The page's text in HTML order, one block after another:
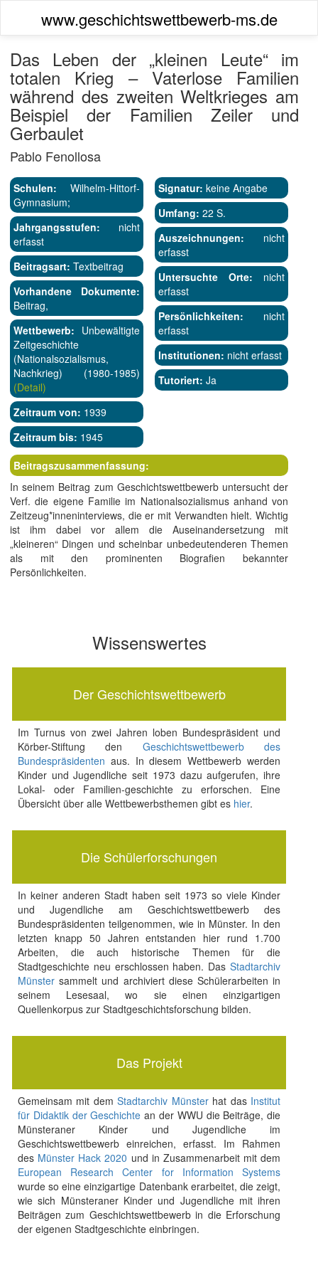
www.geschichtswettbewerb-ms.de
Das Leben der „kleinen Leute“ im
totalen Krieg – Vaterlose Familien
während des zweiten Weltkrieges am
Beispiel der Familien Zeiler und
Gerbaulet
Pablo Fenollosa
Schulen: Wilhelm-Hittorf-
Gymnasium;
Jahrgangsstufen: nicht
erfasst
Beitragsart: Textbeitrag
Vorhandene Dokumente:
Beitrag,
Wettbewerb: Unbewältigte
Zeitgeschichte
(Nationalsozialismus,
Nachkrieg) (1980-1985)
(Detail)
Zeitraum von: 1939
Zeitraum bis: 1945
Signatur: keine Angabe
Umfang: 22 S.
Auszeichnungen: nicht
erfasst
Untersuchte Orte: nicht
erfasst
Persönlichkeiten: nicht
erfasst
Institutionen: nicht erfasst
Tutoriert: Ja
Beitragszusammenfassung:
In seinem Beitrag zum Geschichtswettbewerb untersucht der
Verf. die eigene Familie im Nationalsozialismus anhand von
Zeitzeug*inneninterviews, die er mit Verwandten hielt. Wichtig
ist ihm dabei vor allem die Auseinandersetzung mit
„kleineren“ Dingen und scheinbar unbedeutenderen Themen
als mit den prominenten Biografien bekannter
Persönlichkeiten.
Wissenswertes
Der Geschichtswettbewerb
Im Turnus von zwei Jahren loben Bundespräsident und
Körber-Stiftung den Geschichtswettbewerb des
Bundespräsidenten aus. In diesem Wettbewerb werden
Kinder und Jugendliche seit 1973 dazu aufgerufen, ihre
Lokal- oder Familien-geschichte zu erforschen. Eine
Übersicht über alle Wettbewerbsthemen gibt es hier.
Die Schülerforschungen
In keiner anderen Stadt haben seit 1973 so viele Kinder
und Jugendliche am Geschichtswettbewerb des
Bundespräsidenten teilgenommen, wie in Münster. In den
letzten knapp 50 Jahren entstanden hier rund 1.700
Arbeiten, die auch historische Themen für die
Stadtgeschichte neu erschlossen haben. DasStadtarchiv
Münstersammelt und archiviert diese Schülerarbeiten in
seinem Lesesaal, wo sie einen einzigartigen
Quellenkorpus zur Stadtgeschichtsforschung bilden.
Das Projekt
Gemeinsam mit demStadtarchiv Münsterhat das Institut
für Didaktik der Geschichte an der WWU die Beiträge, die
Münsteraner Kinder und Jugendliche im
Geschichtswettbewerb einreichen, erfasst. Im Rahmen
des Münster Hack 2020 und in Zusammenarbeit mit dem
European Research Center for Information Systems
wurde so eine einzigartige Datenbank erarbeitet, die zeigt,
wie sich Münsteraner Kinder und Jugendliche mit ihren
Beiträgen zum Geschichtswettbewerb in die Erforschung
der eigenen Stadtgeschichte einbringen.